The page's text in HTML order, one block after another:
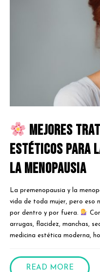
Mejores
estéticos para
la menopausia
La premenopausia y la
vida de toda mujer, pero eso
por dentro y por fuera.
arrugas, flacidez, manchas,
medicina estética moderna,
READ MORE